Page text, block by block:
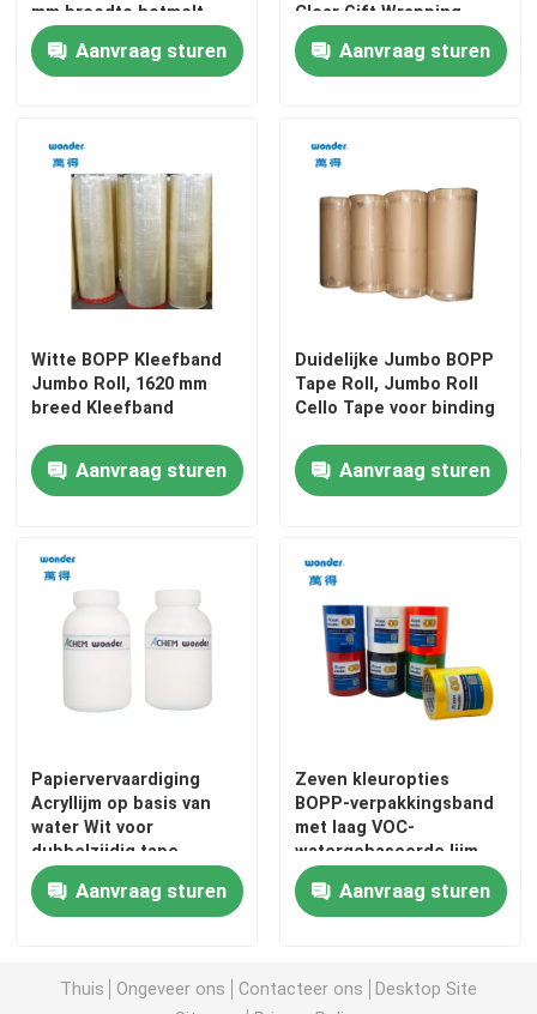
Thuis
mm breedte hotmelt
basis
Aanvraag sturen
Clear Gift Wrapping
Aanvraag sturen
Witte BOPP Kleefband
Jumbo Roll, 1620 mm
breed Kleefband
Aanvraag sturen
Duidelijke Jumbo BOPP
Tape Roll, Jumbo Roll
Cello Tape voor binding
Aanvraag sturen
Papiervervaardiging
Acryllijm op basis van
water Wit voor
dubbelzijdig tape
Aanvraag sturen
Zeven kleuropties
BOPP-verpakkingsband
met laag VOC-
watergebaseerde lijm
Aanvraag sturen
Thuis Ongeveer ons Contacteer ons
Desktop Site